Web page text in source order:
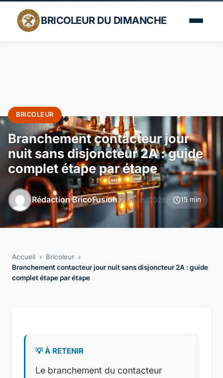
BRICOLEUR DU DIMANCHE
BRICOLEUR
Branchement contacteur jour
nuit sans disjoncteur 2A : guide
complet étape par étape
Rédaction BricoFusion 21 mars 2026 15 min
Accueil › Bricoleur ›
Branchement contacteur jour nuit sans disjoncteur 2A : guide
complet étape par étape
💡 À RETENIR
Le branchement du contacteur